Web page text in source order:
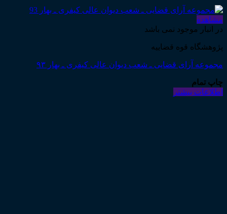
مشاهده
در انبار موجود نمی باشد
پژوهشگاه قوه قضاییه
مجموعه آرای قضایی ـ شعب دیوان عالی کیفری ـ بهار ۹۳
چاپ تمام
اطلاعات بیشتر